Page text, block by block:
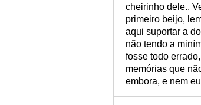
cheirinho dele..
primeiro beijo,
aqui suportar a
não tendo a
fosse todo
memórias que
embora, e nem